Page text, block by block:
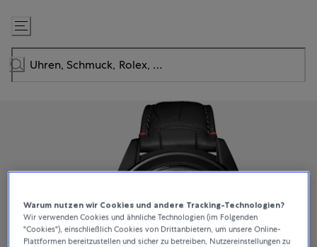
Zum
Inhalt
springen
Warum nutzen wir Cookies und andere Tracking-Technologien?
Wir verwenden Cookies und ähnliche Technologien (im Folgenden
"Cookies"), einschließlich Cookies von Drittanbietern, um unsere Online-
Plattformen bereitzustellen und sicher zu betreiben, Nutzereinstellungen zu